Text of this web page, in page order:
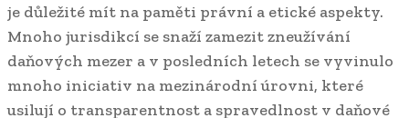
je důležité mít na paměti právní a etické aspekty.
Mnoho jurisdikcí se snaží zamezit zneužívání
daňových mezer a v posledních letech se vyvinulo
mnoho iniciativ na mezinárodní úrovni, které
usilují o transparentnost a spravedlnost v daňové